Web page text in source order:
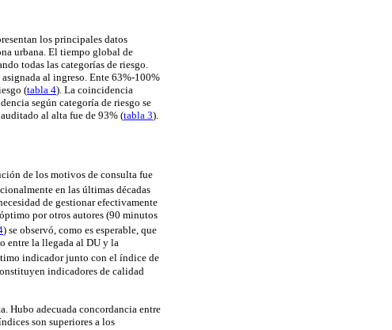
los principales datos
urbana. El tiempo global de
todas las categorías de riesgo.
al ingreso. Ente 63%-100%
(tabla 4). La coincidencia
según categoría de riesgo se
al alta fue de 93% (tabla 3).
de los motivos de consulta fue
en las últimas décadas
de gestionar efectivamente
por otros autores (90 minutos
) se observó, como es esperable, que
entre la llegada al DU y la
indicador junto con el índice de
indicadores de calidad
Hubo adecuada concordancia entre
son superiores a los